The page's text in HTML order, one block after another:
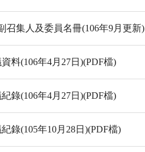
召集人及委員名冊(106年9月更新)
料(106年4月27日)(PDF檔)
錄(106年4月27日)(PDF檔)
錄(105年10月28日)(PDF檔)